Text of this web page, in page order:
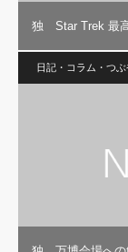
独 Star Trek 最高
日記・コラム・つぶ